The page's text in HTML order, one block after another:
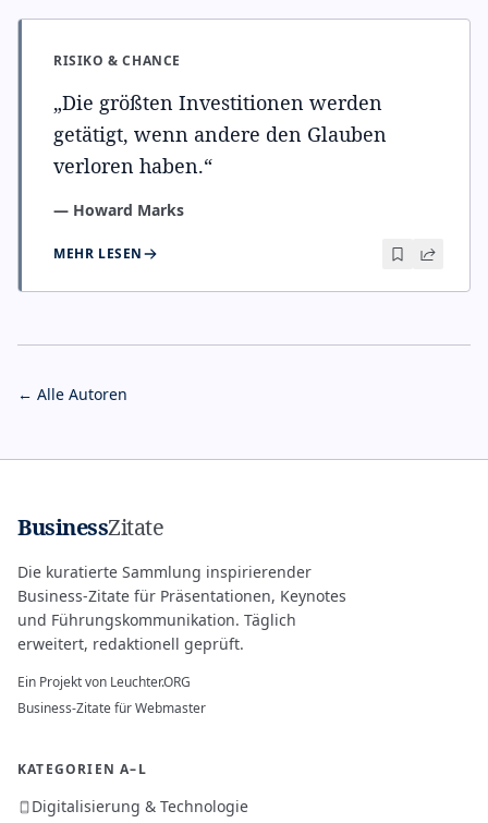
RISIKO & CHANCE
„Die größten Investitionen werden
getätigt, wenn andere den Glauben
verloren haben.“
— Howard Marks
MEHR LESEN
← Alle Autoren
BusinessZitate
Die kuratierte Sammlung inspirierender
Business-Zitate für Präsentationen, Keynotes
und Führungskommunikation. Täglich
erweitert, redaktionell geprüft.
Ein Projekt von Leuchter.ORG
Business-Zitate für Webmaster
KATEGORIEN A–L
Digitalisierung & Technologie